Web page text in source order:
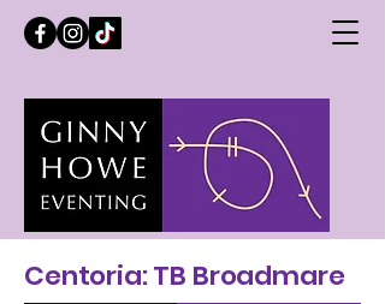
Centoria: TB Broadmare